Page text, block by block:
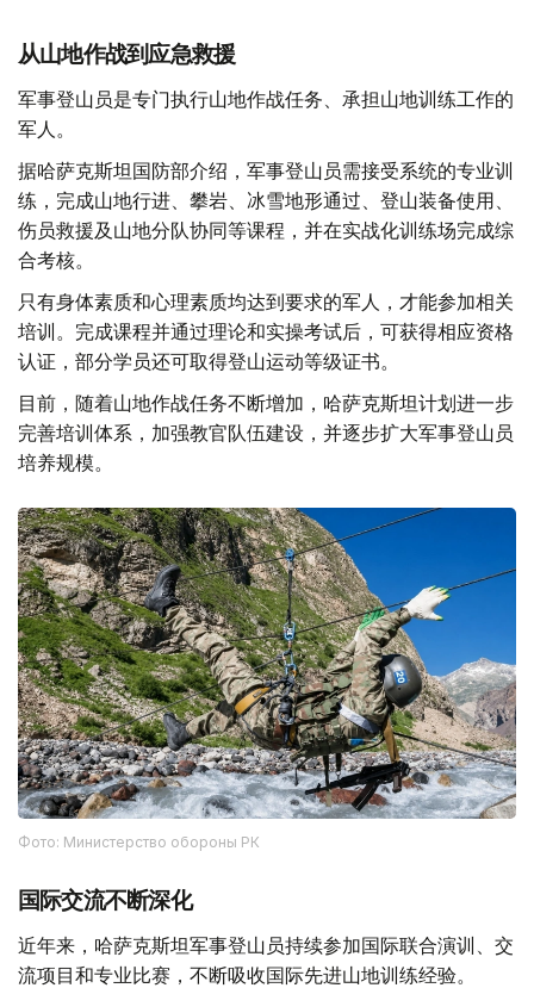
从山地作战到应急救援
军事登山员是专门执行山地作战任务、承担山地训练工作的
军人。
据哈萨克斯坦国防部介绍，军事登山员需接受系统的专业训
练，完成山地行进、攀岩、冰雪地形通过、登山装备使用、
伤员救援及山地分队协同等课程，并在实战化训练场完成综
合考核。
只有身体素质和心理素质均达到要求的军人，才能参加相关
培训。完成课程并通过理论和实操考试后，可获得相应资格
认证，部分学员还可取得登山运动等级证书。
目前，随着山地作战任务不断增加，哈萨克斯坦计划进一步
完善培训体系，加强教官队伍建设，并逐步扩大军事登山员
培养规模。
Фото: Министерство обороны РК
国际交流不断深化
近年来，哈萨克斯坦军事登山员持续参加国际联合演训、交
流项目和专业比赛，不断吸收国际先进山地训练经验。